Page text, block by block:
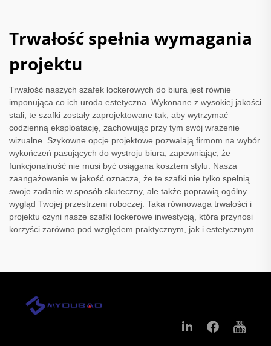
Trwałość spełnia wymagania
projektu
Trwałość naszych szafek lockerowych do biura jest równie
imponująca co ich uroda estetyczna. Wykonane z wysokiej jakości
stali, te szafki zostały zaprojektowane tak, aby wytrzymać
codzienną eksploatację, zachowując przy tym swój wrażenie
wizualne. Szykowne opcje projektowe pozwalają firmom na wybór
wykończeń pasujących do wystroju biura, zapewniając, że
funkcjonalność nie musi być osiągana kosztem stylu. Nasza
zaangażowanie w jakość oznacza, że te szafki nie tylko spełnią
swoje zadanie w sposób skuteczny, ale także poprawią ogólny
wygląd Twojej przestrzeni roboczej. Taka równowaga trwałości i
projektu czyni nasze szafki lockerowe inwestycją, która przynosi
korzyści zarówno pod względem praktycznym, jak i estetycznym.